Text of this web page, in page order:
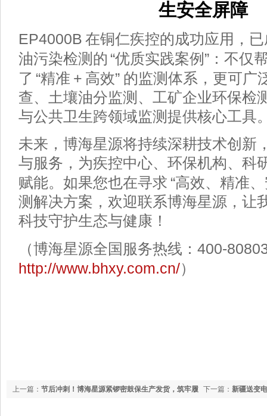
生安全屏障
EP4000B在铜仁疾控的成功应用，
油污染检测的 “优质实践案例 ” ：不仅
了 “精准 + 高效” 的监测体系，更可广
查、土壤油分监测、工矿企业环保检
与公共卫生跨领域监测提供核心工具
未来，博海星源将持续深耕技术创新
与服务，为疾控中心、环保机构、科
赋能。如果您也在寻求 “高效、精准
测解决方案，欢迎联系博海星源，让
科技守护生态与健康！
（博海星源全国服务热线： 400-
http://www.bhxy.com.cn/）
下一篇： 新疆送变
上一篇： 节后冲刺！博海星源紧锣密鼓保生产发货，筑牢履